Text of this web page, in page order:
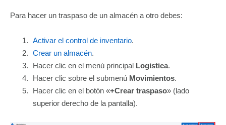
Para hacer un traspaso de un almacén a otro debes:
Activar el control de inventario.
Crear un almacén.
Hacer clic en el menú principal Logistica.
Hacer clic sobre el submenú Movimientos.
Hacer clic en el botón «+Crear traspaso» (lado
superior derecho de la pantalla).